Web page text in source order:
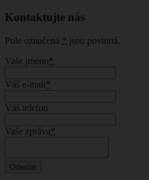
Kontaktujte nás
Pole označená * jsou povinná.
Vaše jméno*
Váš e-mail*
Váš telefon
Vaše zpráva*